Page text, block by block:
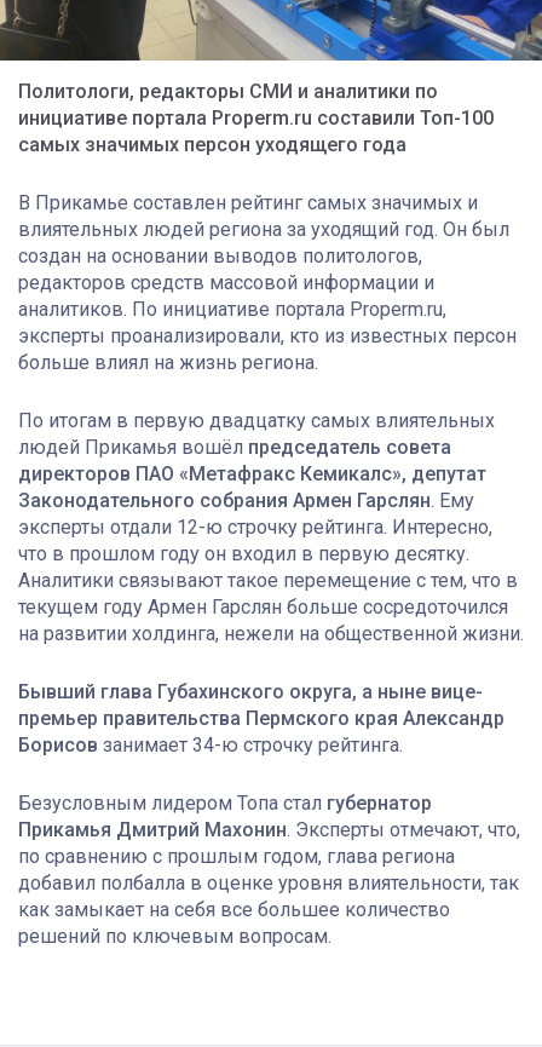
Политологи, редакторы СМИ и аналитики по
инициативе портала Properm.ru составили Топ-100
самых значимых персон уходящего года
В Прикамье составлен рейтинг самых значимых и
влиятельных людей региона за уходящий год. Он был
создан на основании выводов политологов,
редакторов средств массовой информации и
аналитиков. По инициативе портала Properm.ru,
эксперты проанализировали, кто из известных персон
больше влиял на жизнь региона.
По итогам в первую двадцатку самых влиятельных
людей Прикамья вошёл председатель совета
директоров ПАО «Метафракс Кемикалс», депутат
Законодательного собрания Армен Гарслян. Ему
эксперты отдали 12-ю строчку рейтинга. Интересно,
что в прошлом году он входил в первую десятку.
Аналитики связывают такое перемещение с тем, что в
текущем году Армен Гарслян больше сосредоточился
на развитии холдинга, нежели на общественной жизни.
Бывший глава Губахинского округа, а ныне вице-
премьер правительства Пермского края Александр
Борисов занимает 34-ю строчку рейтинга.
Безусловным лидером Топа стал губернатор
Прикамья Дмитрий Махонин. Эксперты отмечают, что,
по сравнению с прошлым годом, глава региона
добавил полбалла в оценке уровня влиятельности, так
как замыкает на себя все большее количество
решений по ключевым вопросам.